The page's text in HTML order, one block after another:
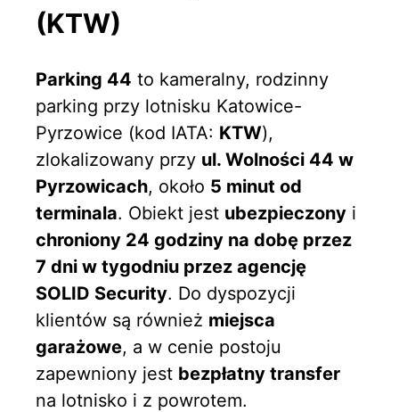
(KTW)
Parking 44 to kameralny, rodzinny
parking przy lotnisku Katowice-
Pyrzowice (kod IATA: KTW),
zlokalizowany przy ul. Wolności 44 w
Pyrzowicach, około 5 minut od
terminala. Obiekt jest ubezpieczony i
chroniony 24 godziny na dobę przez
7 dni w tygodniu przez agencję
SOLID Security. Do dyspozycji
klientów są również miejsca
garażowe, a w cenie postoju
zapewniony jest bezpłatny transfer
na lotnisko i z powrotem.